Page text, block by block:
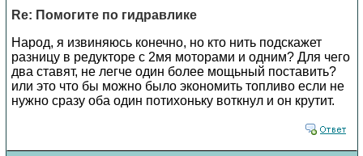
Re: Помогите по гидравлике
Народ, я извиняюсь конечно, но кто нить подскажет
разницу в редукторе с 2мя моторами и одним? Для чего
два ставят, не легче один более мощьный поставить?
или это что бы можно было экономить топливо если не
нужно сразу оба один потихоньку воткнул и он крутит.